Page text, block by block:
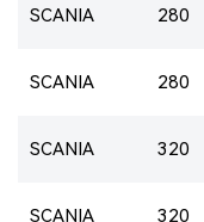
SCANIA 280
SCANIA 280
SCANIA 320
SCANIA 320